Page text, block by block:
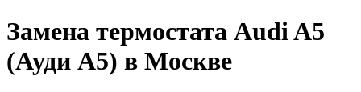
Замена термостата Audi A5
(Ауди А5) в Москве